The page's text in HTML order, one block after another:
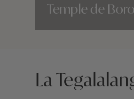
Temple de
La